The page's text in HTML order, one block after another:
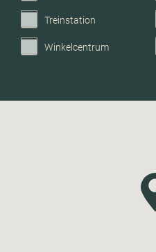
Treinstation
Winkelcentrum